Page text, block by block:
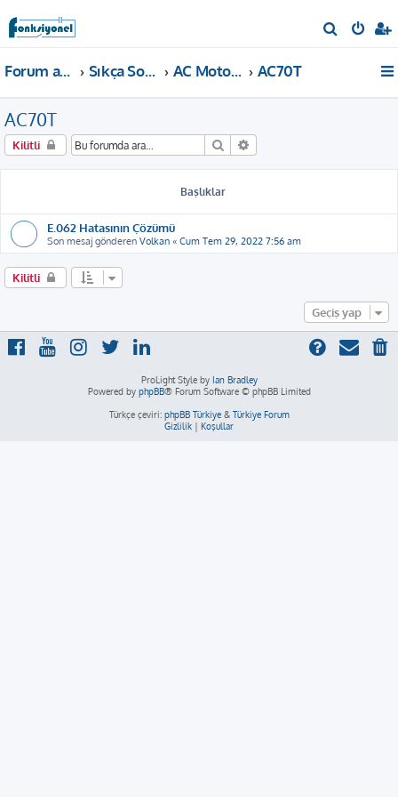
r
Forum ana sayfa Sıkça Sorulan Sorular AC Motor Sürücü AC70T
AC70T
Kilitli Ara
Başlıklar
E.062 Hatasının Çözümü
Son mesaj gönderen Volkan « Cum Tem 29, 2022 7:56 am
Kilitli
Geçiş yap
ProLight Style by Ian Bradley
Powered by phpBB® Forum Software © phpBB Limited
Türkçe çeviri: phpBB Türkiye& Türkiye Forum
Gizlilik | Koşullar